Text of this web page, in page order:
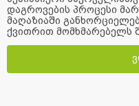
დაგროვების პროცესი
მაღაზიაში
ქვითრით მომხმარებელს